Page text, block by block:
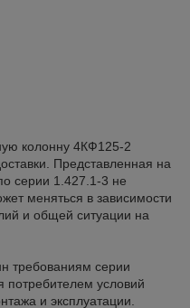
колонну 4КФ125-2
Представленная на
серии 1.427.1-3 не
меняться в зависимости
и общей ситуации на
требованиям серии
потребителем условий
и эксплуатации.